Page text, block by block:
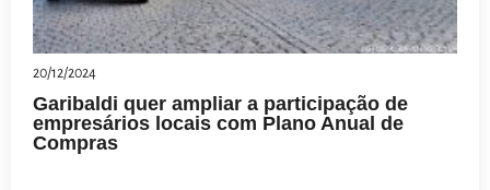
20/12/2024
Garibaldi quer ampliar a participação de
empresários locais com Plano Anual de
Compras